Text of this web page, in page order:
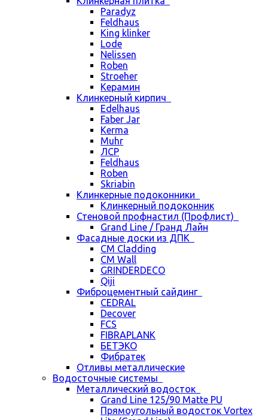
Paradyz
Feldhaus
King klinker
Lode
Nelissen
Roben
Stroeher
Керамин
Клинкерный кирпич
Edelhaus
Faber Jar
Kerma
Muhr
ЛСР
Feldhaus
Roben
Skriabin
Клинкерные подоконники
Клинкерный подоконник
Стеновой профнастил (Профлист)
Grand Line / Гранд Лайн
Фасадные доски из ДПК
CM Cladding
CM Wall
GRINDERDECO
Qiji
Фиброцементный сайдинг
CEDRAL
Decover
FCS
FIBRAPLANK
БЕТЭКО
Фибратек
Отливы металлические
Водосточные системы
Металлический водосток
Grand Line 125/90 Matte PU
Прямоугольный водосток Vortex